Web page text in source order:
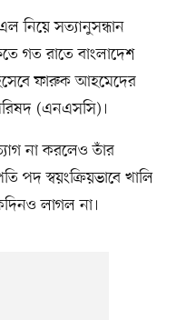
নিয়ে সত্যানুসন্ধান
গত রাতে বাংলাদেশ
ফারুক আহমেদের
(এনএসসি)।
না করলেও তাঁর
পদ স্বয়ংক্রিয়ভাবে খালি
লাগল না।